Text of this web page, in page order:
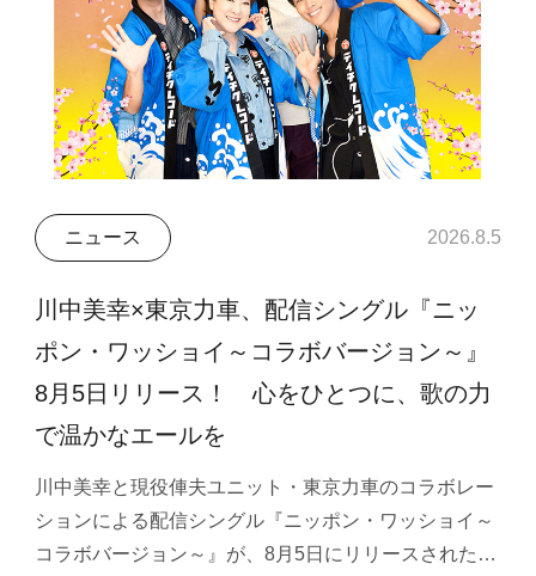
ニュース 2026.8.5
川中美幸×東京力車、配信シングル『ニッ
ポン・ワッショイ～コラボバージョン～』
8月5日リリース！ 心をひとつに、歌の力
で温かなエールを
川中美幸と現役俥夫ユニット・東京力車のコラボレー
ションによる配信シングル『ニッポン・ワッショイ～
コラボバージョン～』が、8月5日にリリースされた…